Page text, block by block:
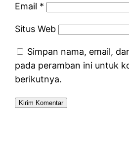
Email *
Situs Web
Simpan nama, email,
pada peramban ini untuk
berikutnya.